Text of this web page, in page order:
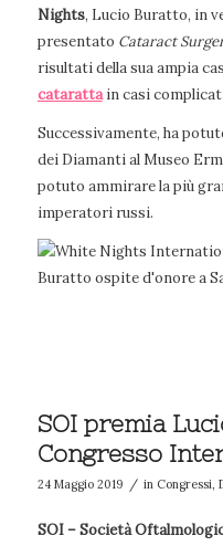
Nights, Lucio Buratto, in
presentato Cataract
risultati della sua ampia
catarattain casi
Successivamente, ha
dei Diamanti al Museo
potuto ammirare la più
imperatori russi.
SOI premia
Congresso
24 Maggio 2019 / in Congressi,
SOI – Società